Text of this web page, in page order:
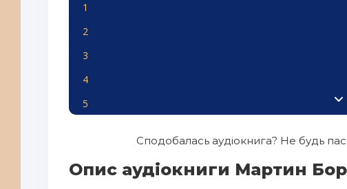
1
2
3
4
5
8
Сподобалась аудіокнига? Не будь
Опис аудіокниги Мартин